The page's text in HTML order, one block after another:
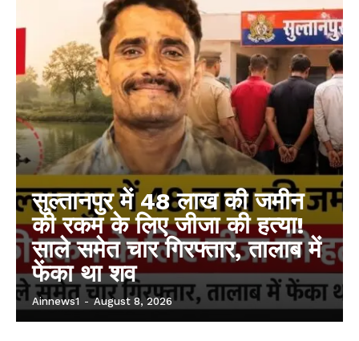
सुल्तानपुर में 48 लाख की जमीन
की रकम के लिए जीजा की हत्या!
साले समेत चार गिरफ्तार, तालाब में
फेंका था शव
Ainnews1 - August 8, 2026